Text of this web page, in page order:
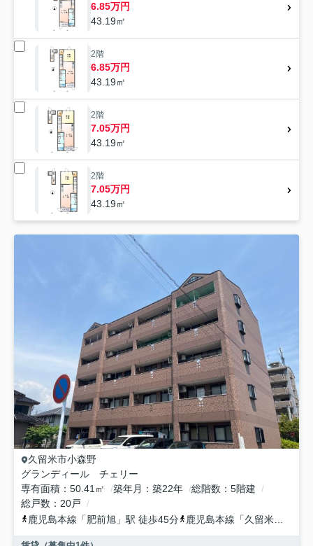
6.85万円
43.19㎡
2階
6.85万円
43.19㎡
2階
7.05万円
43.19㎡
2階
7.05万円
43.19㎡
久留米市小森野
グランディール チェリー
専有面積
50.41㎡ 築年月 築22年 総階数
5階建
総戸数
20戸
鹿児島本線 「 肥前旭 」駅 徒歩45分 鹿児島本線 「久留米